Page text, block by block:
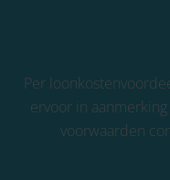
Per
ervoor in
voorwaarden